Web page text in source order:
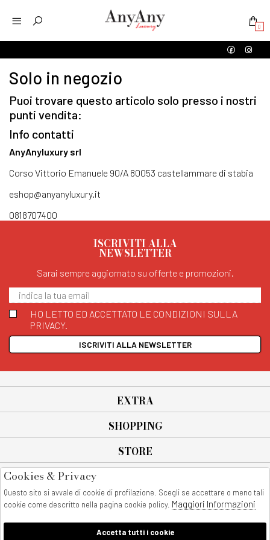
0
Solo in negozio
Puoi trovare questo articolo solo presso i nostri
punti vendita:
Info contatti
AnyAnyluxury srl
Corso Vittorio Emanuele 90/A 80053 castellammare di stabia
eshop@anyanyluxury.it
0818707400
ISCRIVITI ALLA
NEWSLETTER
Sarai sempre aggiornato su offerte e promozioni.
HO LETTO ED ACCETTATO LE CONDIZIONI SULLA
PRIVACY.
ISCRIVITI ALLA NEWSLETTER
EXTRA
SHOPPING
STORE
All rights reserved - © Copyright 2026
AnyAnyluxury srl - Sede Legale: Corso Vittorio Emanuele 90/A - 80053
castellammare di stabia - Italia
Cookies & Privacy
Questo sito si avvale di cookie di profilazione. Scegli se accettare o meno tali
cookie come descritto nella pagina cookie policy. Maggiori Informazioni
Accetta tutti i cookie